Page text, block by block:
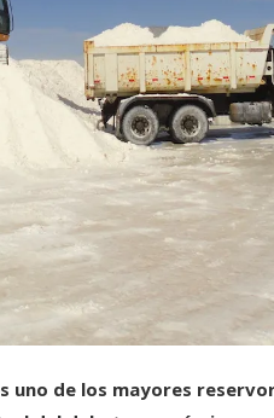
uno de los mayores